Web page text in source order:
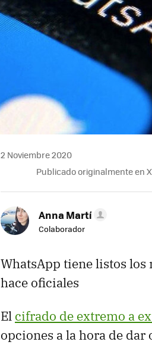
2 Noviembre 2020
Publicado originalmente en
Anna Martí
Colaborador
WhatsApp tiene listos los
hace oficiales
El cifrado de extremo a
opciones a la hora de